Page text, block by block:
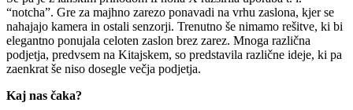
“notcha”. Gre za majhno zarezo ponavadi na vrhu zaslona, kjer se
nahajajo kamera in ostali senzorji. Trenutno še nimamo rešitve, ki bi
elegantno ponujala celoten zaslon brez zarez. Mnoga različna
podjetja, predvsem na Kitajskem, so predstavila različne ideje, ki pa
zaenkrat še niso dosegle večja podjetja.
Kaj nas čaka?